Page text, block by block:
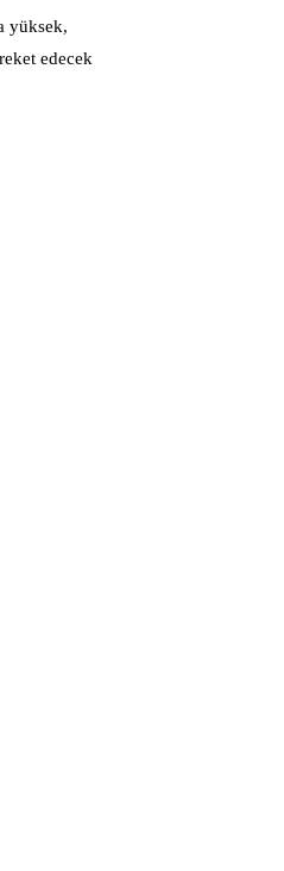
yüksek,
edecek